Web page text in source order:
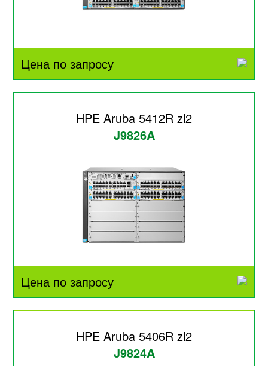
Цена по запросу
HPE Aruba 5412R zl2
J9826A
Цена по запросу
HPE Aruba 5406R zl2
J9824A